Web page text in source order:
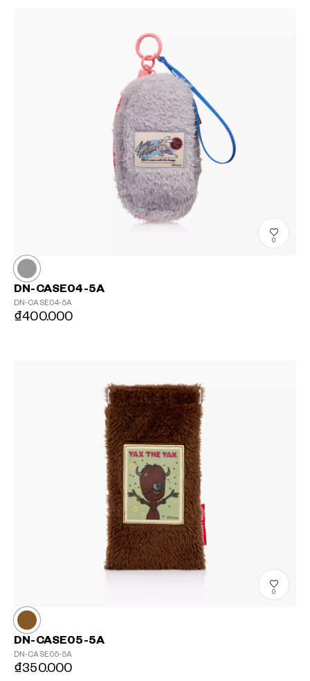
0
DN-CASE04-5A
DN-CASE04-5A
₫400.000
0
DN-CASE05-5A
DN-CASE05-5A
₫350.000
?
+¥0